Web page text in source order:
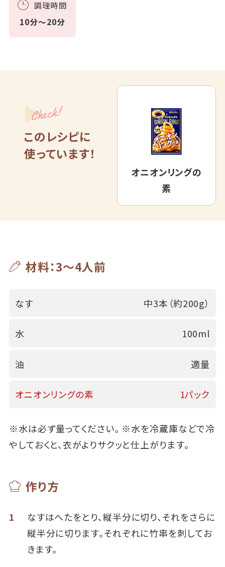
調理時間
10分～20分
Check!
このレシピに
使っています！
オニオンリングの
素
材料：3～4人前
なす 中3本（約200g）
水 100ml
油 適量
オニオンリングの素 1パック
※水は必ず量ってください。 ※水を冷蔵庫などで冷
やしておくと、衣がよりサクッと仕上がります。
作り方
1
なすはへたをとり、縦半分に切り、それをさらに
縦半分に切ります。それぞれに竹串を刺してお
きます。